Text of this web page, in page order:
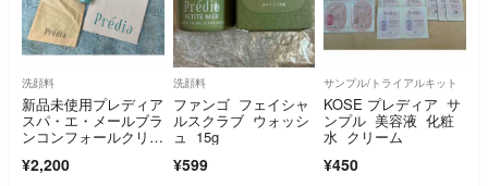
洗顔料
新品未使用プレディア
スパ・エ・メールブラ
ンコンフォールクリア
¥2,200
洗顔料
ファンゴ フェイシャ
ルスクラブ ウォッシ
ュ 15g
¥599
サンプル/トライアルキット
KOSE プレディア サ
ンプル 美容液 化粧
水 クリーム
¥450